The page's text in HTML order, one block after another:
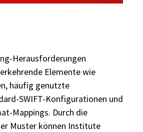
Herausforderungen
Elemente wie
häufig genutzte
SWIFT-Konfigurationen und
Mappings. Durch die
Muster können Institute